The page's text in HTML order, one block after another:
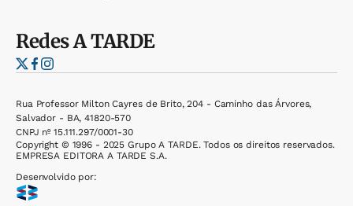
RedesA TARDE
Rua Professor Milton Cayres de Brito, 204 - Caminho das Árvores,
Salvador - BA, 41820-570
CNPJ nº 15.111.297/0001-30
Copyright © 1996 - 2025 Grupo A TARDE. Todos os direitos reservados.
EMPRESA EDITORA A TARDE S.A.
Desenvolvido por: